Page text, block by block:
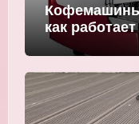
как